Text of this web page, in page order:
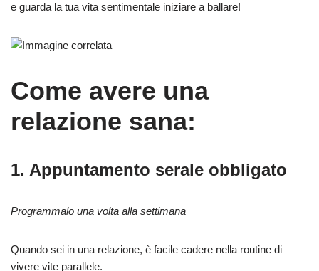
e guarda la tua vita sentimentale iniziare a ballare!
Come avere una
relazione sana:
1. Appuntamento serale obbligato
Programmalo una volta alla settimana
Quando sei in una relazione, è facile cadere nella routine di
vivere vite parallele.